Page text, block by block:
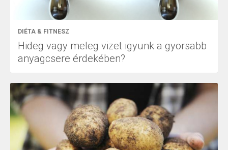
DIÉTA & FITNESZ
Hideg vagy meleg vizet igyunk a gyorsabb
anyagcsere érdekében?